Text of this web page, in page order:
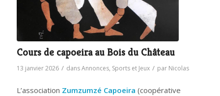
Cours de capoeira au Bois du Château
13 janvier 2026 / dansAnnonces, Sports et Jeux / par Nicolas
L’association Zumzumzé Capoeira (coopérative